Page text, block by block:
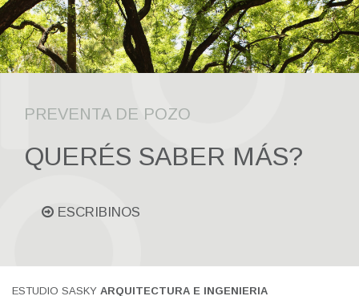
PREVENTA DE POZO
QUERÉS SABER MÁS?
ESCRIBINOS
ESTUDIO SASKY ARQUITECTURA E INGENIERIA